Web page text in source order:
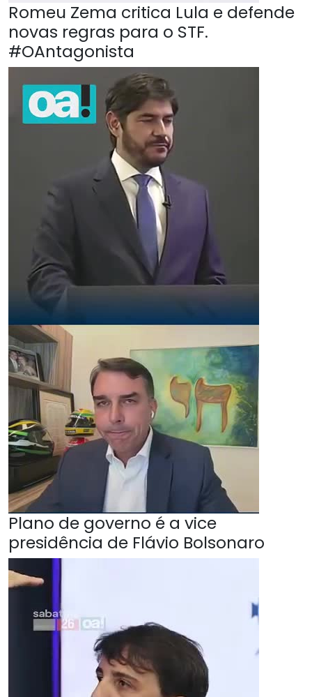
Romeu Zema critica Lula e defende
novas regras para o STF.
#OAntagonista
Plano de governo é a vice
presidência de Flávio Bolsonaro